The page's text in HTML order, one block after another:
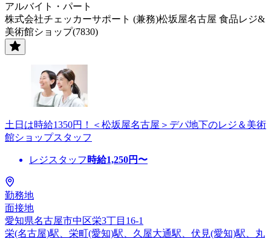
アルバイト・パート
株式会社チェッカーサポート (兼務)松坂屋名古屋 食品レジ&
美術館ショップ(7830)
土日は時給1350円！＜松坂屋名古屋＞デパ地下のレジ＆美術
館ショップスタッフ
レジスタッフ 時給1,250円〜
勤務地
面接地
愛知県名古屋市中区栄3丁目16-1
栄(名古屋)駅、栄町(愛知)駅、久屋大通駅、伏見(愛知)駅、丸